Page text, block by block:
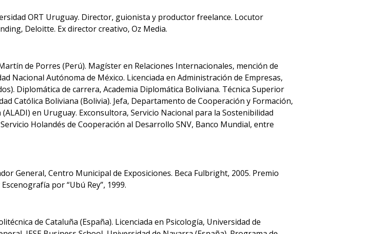
ORT Uruguay. Director, guionista y productor freelance. Locutor
Deloitte. Ex director creativo, Oz Media.
de Porres (Perú). Magíster en Relaciones Internacionales, mención de
Nacional Autónoma de México. Licenciada en Administración de Empresas,
Diplomática de carrera, Academia Diplomática Boliviana. Técnica Superior
Católica Boliviana (Bolivia). Jefa, Departamento de Cooperación y Formación,
en Uruguay. Exconsultora, Servicio Nacional para la Sostenibilidad
Holandés de Cooperación al Desarrollo SNV, Banco Mundial, entre
General, Centro Municipal de Exposiciones. Beca Fulbright, 2005. Premio
por “Ubú Rey”, 1999.
de Cataluña (España). Licenciada en Psicología, Universidad de